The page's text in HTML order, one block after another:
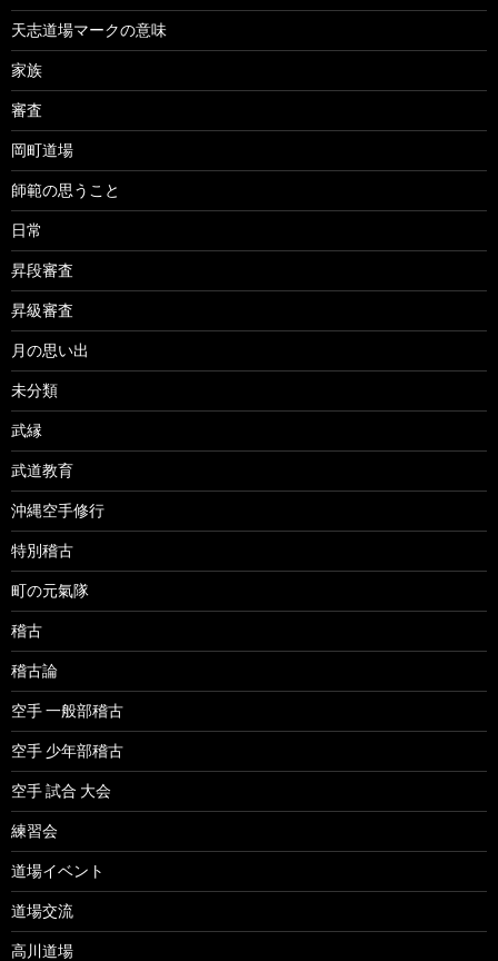
天志道場マークの意味
家族
審査
岡町道場
師範の思うこと
日常
昇段審査
昇級審査
月の思い出
未分類
武縁
武道教育
沖縄空手修行
特別稽古
町の元氣隊
稽古
稽古論
空手 一般部稽古
空手 少年部稽古
空手 試合 大会
練習会
道場イベント
道場交流
高川道場